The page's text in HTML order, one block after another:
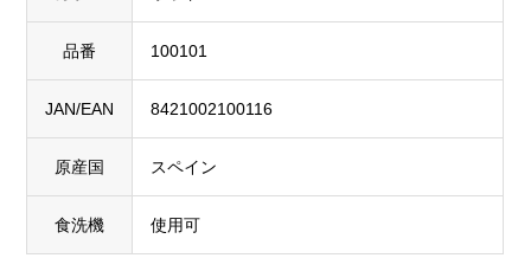
品番 100101
JAN/EAN 8421002100116
原産国 スペイン
食洗機 使用可